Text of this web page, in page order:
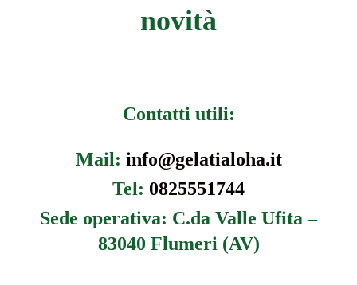
novità
Contatti utili:
Mail: info@gelatialoha.it
Tel: 0825551744
Sede operativa: C.da Valle Ufita –
83040 Flumeri (AV)